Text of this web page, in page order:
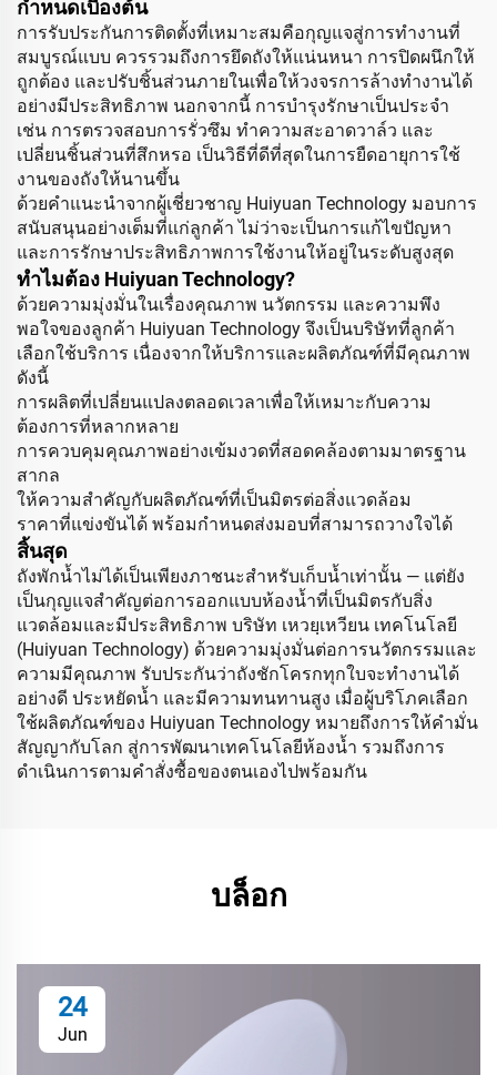
กำหนดเบื้องต้น
การรับประกันการติดตั้งที่เหมาะสมคือกุญแจสู่การทำงานที่
สมบูรณ์แบบ ควรรวมถึงการยึดถังให้แน่นหนา การปิดผนึกให้
ถูกต้อง และปรับชิ้นส่วนภายในเพื่อให้วงจรการล้างทำงานได้
อย่างมีประสิทธิภาพ นอกจากนี้ การบำรุงรักษาเป็นประจำ
เช่น การตรวจสอบการรั่วซึม ทำความสะอาดวาล์ว และ
เปลี่ยนชิ้นส่วนที่สึกหรอ เป็นวิธีที่ดีที่สุดในการยืดอายุการใช้
งานของถังให้นานขึ้น
ด้วยคำแนะนำจากผู้เชี่ยวชาญ Huiyuan Technology มอบการ
สนับสนุนอย่างเต็มที่แก่ลูกค้า ไม่ว่าจะเป็นการแก้ไขปัญหา
และการรักษาประสิทธิภาพการใช้งานให้อยู่ในระดับสูงสุด
ทำไมต้อง Huiyuan Technology?
ด้วยความมุ่งมั่นในเรื่องคุณภาพ นวัตกรรม และความพึง
พอใจของลูกค้า Huiyuan Technology จึงเป็นบริษัทที่ลูกค้า
เลือกใช้บริการ เนื่องจากให้บริการและผลิตภัณฑ์ที่มีคุณภาพ
ดังนี้
การผลิตที่เปลี่ยนแปลงตลอดเวลาเพื่อให้เหมาะกับความ
ต้องการที่หลากหลาย
การควบคุมคุณภาพอย่างเข้มงวดที่สอดคล้องตามมาตรฐาน
สากล
ให้ความสำคัญกับผลิตภัณฑ์ที่เป็นมิตรต่อสิ่งแวดล้อม
ราคาที่แข่งขันได้ พร้อมกำหนดส่งมอบที่สามารถวางใจได้
สิ้นสุด
ถังพักน้ำไม่ได้เป็นเพียงภาชนะสำหรับเก็บน้ำเท่านั้น — แต่ยัง
เป็นกุญแจสำคัญต่อการออกแบบห้องน้ำที่เป็นมิตรกับสิ่ง
แวดล้อมและมีประสิทธิภาพ บริษัท เหวยฺเหวียน เทคโนโลยี
(Huiyuan Technology) ด้วยความมุ่งมั่นต่อการนวัตกรรมและ
ความมีคุณภาพ รับประกันว่าถังชักโครกทุกใบจะทำงานได้
อย่างดี ประหยัดน้ำ และมีความทนทานสูง เมื่อผู้บริโภคเลือก
ใช้ผลิตภัณฑ์ของ Huiyuan Technology หมายถึงการให้คำมั่น
สัญญากับโลก สู่การพัฒนาเทคโนโลยีห้องน้ำ รวมถึงการ
ดำเนินการตามคำสั่งซื้อของตนเองไปพร้อมกัน
บล็อก
24
Jun